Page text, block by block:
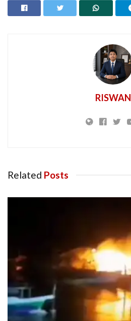
RISWAN
Related Posts